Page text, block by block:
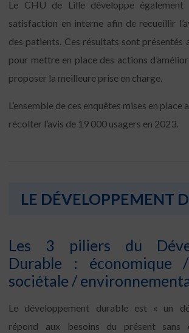
Le CHU de Lille développe également
satisfaction en interne afin de recueillir
des patients. Ces résultats sont présentés
pour mettre en place des actions
proposer la meilleure prise en charge.
L’ensemble de ces enquêtes mises en place
récolter l’avis de 19 000 usagers en 2023.
LE DÉVELOPPEMENT
Les 3 piliers du
Durable : économique
sociétale /
Le développement durable est « un
répond aux besoins du présent sans